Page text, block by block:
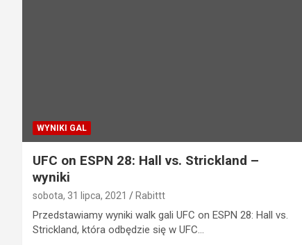
WYNIKI GAL
UFC on ESPN 28: Hall vs. Strickland –
wyniki
sobota, 31 lipca, 2021 Rabittt
Przedstawiamy wyniki walk gali UFC on ESPN 28: Hall vs.
Strickland, która odbędzie się w UFC…